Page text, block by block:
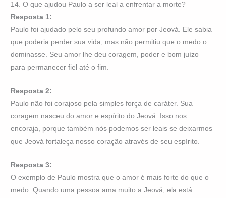
14. O que ajudou Paulo a ser leal a enfrentar a morte?
Resposta 1:
Paulo foi ajudado pelo seu profundo amor por Jeová. Ele sabia
que poderia perder sua vida, mas não permitiu que o medo o
dominasse. Seu amor lhe deu coragem, poder e bom juízo
para permanecer fiel até o fim.
Resposta 2:
Paulo não foi corajoso pela simples força de caráter. Sua
coragem nasceu do amor e espírito do Jeová. Isso nos
encoraja, porque também nós podemos ser leais se deixarmos
que Jeová fortaleça nosso coração através de seu espírito.
Resposta 3:
O exemplo de Paulo mostra que o amor é mais forte do que o
medo. Quando uma pessoa ama muito a Jeová, ela está